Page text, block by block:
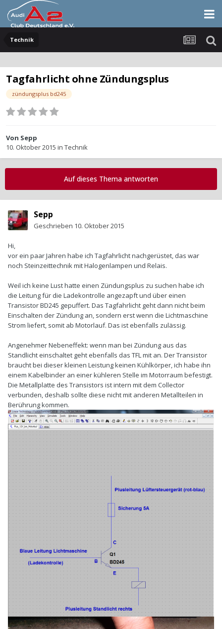
Technik
Tagfahrlicht ohne Zündungsplus
zündungsplus bd245
Von Sepp
10. Oktober 2015 in Technik
Auf dieses Thema antworten
Sepp
Geschrieben 10. Oktober 2015
Hi,
vor ein paar Jahren habe ich Tagfahrlicht nachgerüstet, das war
noch Steinzeittechnik mit Halogenlampen und Relais.
Weil ich keine Lust hatte einen Zündungsplus zu suchen habe ich
die Leitung für die Ladekontrolle angezapft und über einen
Transistor BD245 gepuffert. Das Tagfahrlicht geht dann nicht beim
Einschalten der Zündung an, sondern erst wenn die Lichtmaschine
Strom liefert, somit ab Motorlauf. Das ist ebenfalls zulässig.
Angenehmer Nebeneffekt: wenn man bei Zündung aus das
Standlicht einschaltet geht ebenfalls das TFL mit an. Der Transistor
braucht bei dieser kleinen Leistung keinen Kühlkörper, ich habe ihn
einem Kabelbinder an einer kühleren Stelle im Motorraum befestigt.
Die Metallplatte des Transistors ist intern mit dem Collector
verbunden, deshalb sollte diese nicht mit anderen Metallteilen in
Berührung kommen.